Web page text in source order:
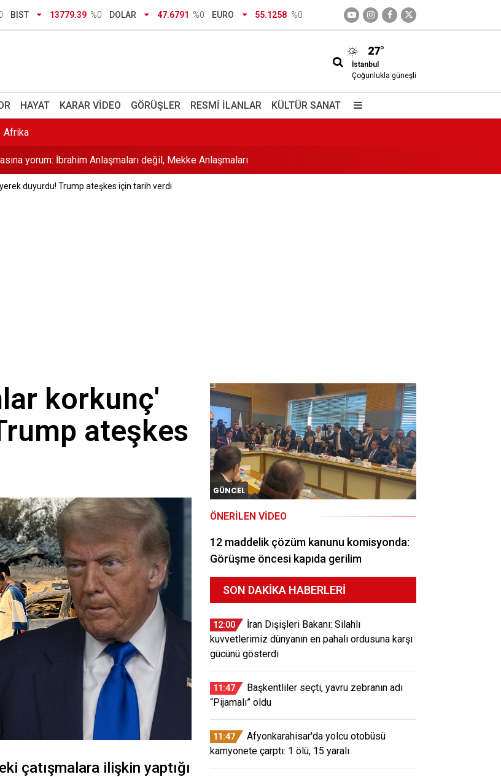
BIST 13779.39 %0 DOLAR 47.6791 %0 EURO 55.1258 %0
27°
İstanbul
Çoğunlukla güneşli
HAYAT KARAR VIDEO GÖRÜŞLER RESMI İLANLAR KÜLTÜR SANAT
Afrika
açıklama
gönderilen para nasıl geri alınır?
kadın Sivas’ta vefat etti
yorum: İbrahim Anlaşmaları değil, Mekke Anlaşmaları
gıdanın fiyatları uçacak
duyurdu! Trump ateşkes için tarih verdi
korkunç'
ateşkes
çatışmalara ilişkin yaptığı
GÜNCEL
ÖNERILEN VIDEO
12 maddelik çözüm kanunu komisyonda:
Görüşme öncesi kapıda gerilim
SON DAKIKA HABERLERI
12:00
İran Dışişleri Bakanı: Silahlı
kuvvetlerimiz dünyanın en pahalı ordusuna karşı
gücünü gösterdi
11:47
Başkentliler seçti, yavru zebranın adı
“Pijamalı” oldu
11:47
Afyonkarahisar'da yolcu otobüsü
kamyonete çarptı: 1 ölü, 15 yaralı